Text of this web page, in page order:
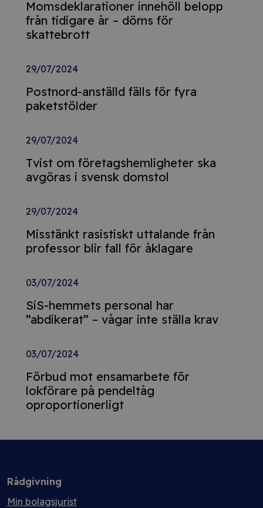
Momsdeklarationer innehöll belopp
från tidigare år – döms för
skattebrott
29/07/2024
Postnord-anställd fälls för fyra
paketstölder
29/07/2024
Tvist om företagshemligheter ska
avgöras i svensk domstol
29/07/2024
Misstänkt rasistiskt uttalande från
professor blir fall för åklagare
03/07/2024
SiS-hemmets personal har
”abdikerat” – vågar inte ställa krav
03/07/2024
Förbud mot ensamarbete för
lokförare på pendeltåg
oproportionerligt
Rådgivning
Min bolagsjurist